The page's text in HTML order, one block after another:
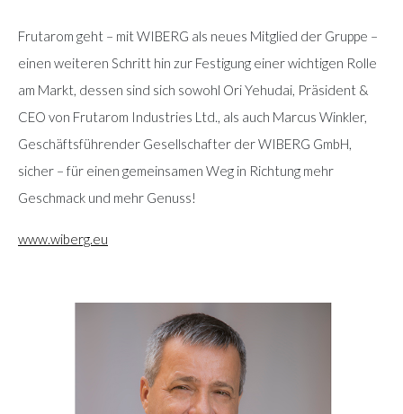
Frutarom geht – mit WIBERG als neues Mitglied der Gruppe –
einen weiteren Schritt hin zur Festigung einer wichtigen Rolle
am Markt, dessen sind sich sowohl Ori Yehudai, Präsident &
CEO von Frutarom Industries Ltd., als auch Marcus Winkler,
Geschäftsführender Gesellschafter der WIBERG GmbH,
sicher – für einen gemeinsamen Weg in Richtung mehr
Geschmack und mehr Genuss!
www.wiberg.eu